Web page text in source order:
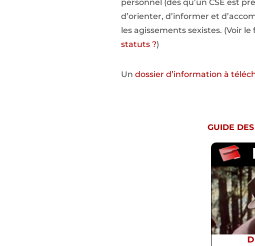
personnel (dès qu’un CSE est
d’orienter, d’informer et
les agissements sexistes. (Voir
statuts ?)
Un dossier d’information à
GUIDE